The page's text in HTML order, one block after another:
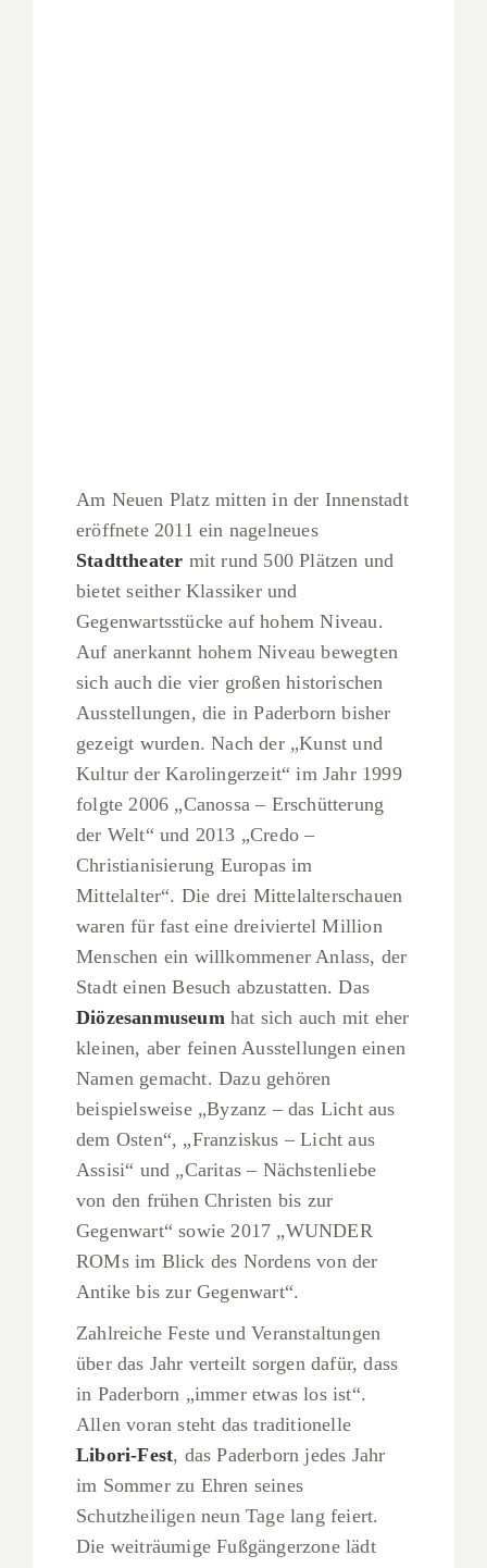
Am Neuen Platz mitten in der Innenstadt
eröffnete 2011 ein nagelneues
Stadttheater mit rund 500 Plätzen und
bietet seither Klassiker und
Gegenwartsstücke auf hohem Niveau.
Auf anerkannt hohem Niveau bewegten
sich auch die vier großen historischen
Ausstellungen, die in Paderborn bisher
gezeigt wurden. Nach der „Kunst und
Kultur der Karolingerzeit“ im Jahr 1999
folgte 2006 „Canossa – Erschütterung
der Welt“ und 2013 „Credo –
Christianisierung Europas im
Mittelalter“. Die drei Mittelalterschauen
waren für fast eine dreiviertel Million
Menschen ein willkommener Anlass, der
Stadt einen Besuch abzustatten. Das
Diözesanmuseumhat sich auch mit eher
kleinen, aber feinen Ausstellungen einen
Namen gemacht. Dazu gehören
beispielsweise „Byzanz – das Licht aus
dem Osten“, „Franziskus – Licht aus
Assisi“ und „Caritas – Nächstenliebe
von den frühen Christen bis zur
Gegenwart“ sowie 2017 „WUNDER
ROMs im Blick des Nordens von der
Antike bis zur Gegenwart“.
Zahlreiche Feste und Veranstaltungen
über das Jahr verteilt sorgen dafür, dass
in Paderborn „immer etwas los ist“.
Allen voran steht das traditionelle
Libori-Fest, das Paderborn jedes Jahr
im Sommer zu Ehren seines
Schutzheiligen neun Tage lang feiert.
Die weiträumige Fußgängerzone lädt